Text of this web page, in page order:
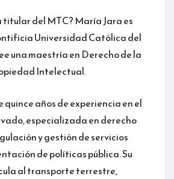
titular del MTC? María Jara es
Universidad Católica del
una maestría en Derecho de la
Intelectual.
quince años de experiencia en el
especializada en derecho
y gestión de servicios
de políticas pública. Su
al transporte terrestre,